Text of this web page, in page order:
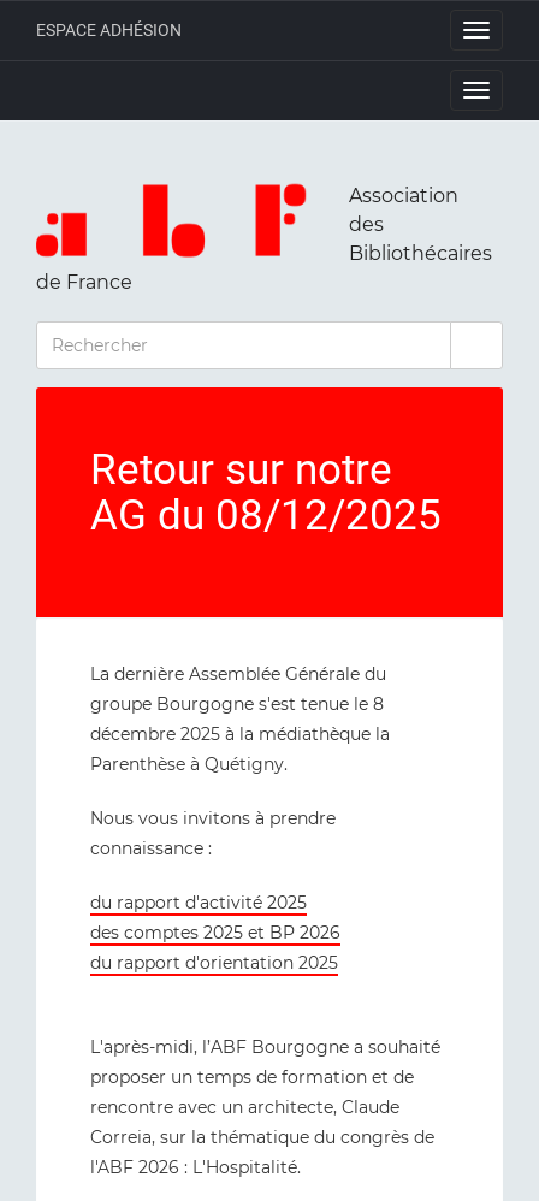
Toggle
ESPACE ADHÉSION
Toggle
Association
des
Bibliothécaires
de France
RECHERCHER
Retour sur notre
AG du 08/12/2025
La dernière Assemblée Générale du
groupe Bourgogne s'est tenue le 8
décembre 2025 à la médiathèque la
Parenthèse à Quétigny.
Nous vous invitons à prendre
connaissance :
du rapport d'activité 2025
des comptes 2025 et BP 2026
du rapport d'orientation 2025
L'après-midi, l’ABF Bourgogne a souhaité
proposer un temps de formation et de
rencontre avec un architecte, Claude
Correia, sur la thématique du congrès de
l'ABF 2026 : L'Hospitalité.